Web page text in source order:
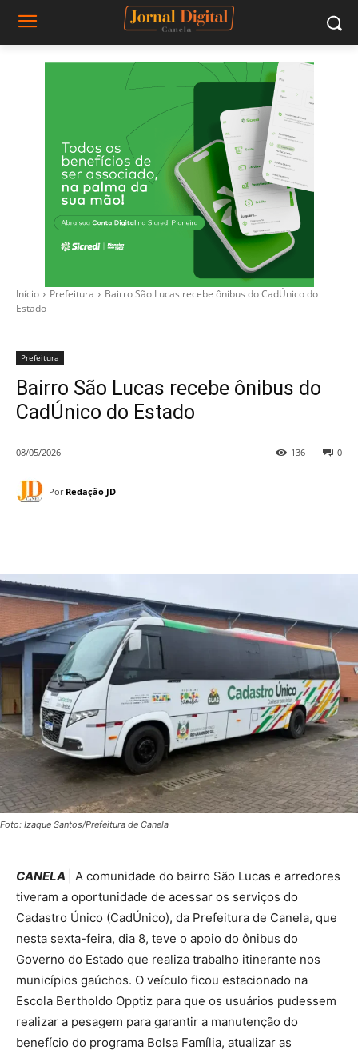
Início Prefeitura
Bairro São Lucas recebe ônibus do CadÚnico do
Estado
Prefeitura
Bairro São Lucas recebe ônibus do
CadÚnico do Estado
08/05/2026 0
136
Por Redação JD
Foto: Izaque Santos/Prefeitura de Canela
CANELA
| A comunidade do bairro São Lucas e arredores
tiveram a oportunidade de acessar os serviços do
Cadastro Único (CadÚnico), da Prefeitura de Canela, que
nesta sexta-feira, dia 8, teve o apoio do ônibus do
Governo do Estado que realiza trabalho itinerante nos
municípios gaúchos. O veículo ficou estacionado na
Escola Bertholdo Opptiz para que os usuários pudessem
realizar a pesagem para garantir a manutenção do
benefício do programa Bolsa Família, atualizar as